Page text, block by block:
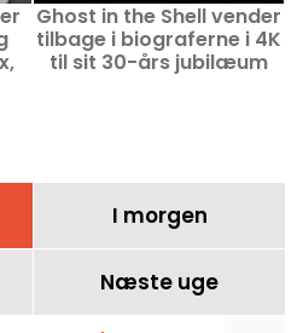
Ghost in the Shell vender
tilbage i biograferne i 4K
til sit 30-års jubilæum
I morgen
Næste uge